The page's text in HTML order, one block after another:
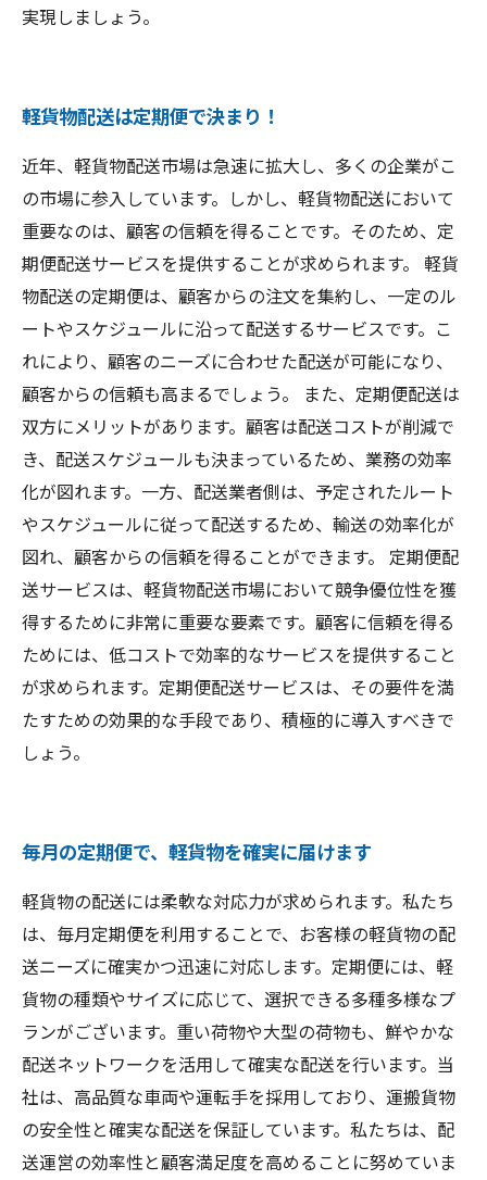
実現しましょう。
軽貨物配送は定期便で決まり！
近年、軽貨物配送市場は急速に拡大し、多くの企業がこ
の市場に参入しています。しかし、軽貨物配送において
重要なのは、顧客の信頼を得ることです。そのため、定
期便配送サービスを提供することが求められます。 軽貨
物配送の定期便は、顧客からの注文を集約し、一定のル
ートやスケジュールに沿って配送するサービスです。こ
れにより、顧客のニーズに合わせた配送が可能になり、
顧客からの信頼も高まるでしょう。 また、定期便配送は
双方にメリットがあります。顧客は配送コストが削減で
き、配送スケジュールも決まっているため、業務の効率
化が図れます。一方、配送業者側は、予定されたルート
やスケジュールに従って配送するため、輸送の効率化が
図れ、顧客からの信頼を得ることができます。 定期便配
送サービスは、軽貨物配送市場において競争優位性を獲
得するために非常に重要な要素です。顧客に信頼を得る
ためには、低コストで効率的なサービスを提供すること
が求められます。定期便配送サービスは、その要件を満
たすための効果的な手段であり、積極的に導入すべきで
しょう。
毎月の定期便で、軽貨物を確実に届けます
軽貨物の配送には柔軟な対応力が求められます。私たち
は、毎月定期便を利用することで、お客様の軽貨物の配
送ニーズに確実かつ迅速に対応します。定期便には、軽
貨物の種類やサイズに応じて、選択できる多種多様なプ
ランがございます。重い荷物や大型の荷物も、鮮やかな
配送ネットワークを活用して確実な配送を行います。当
社は、高品質な車両や運転手を採用しており、運搬貨物
の安全性と確実な配送を保証しています。私たちは、配
送運営の効率性と顧客満足度を高めることに努めていま